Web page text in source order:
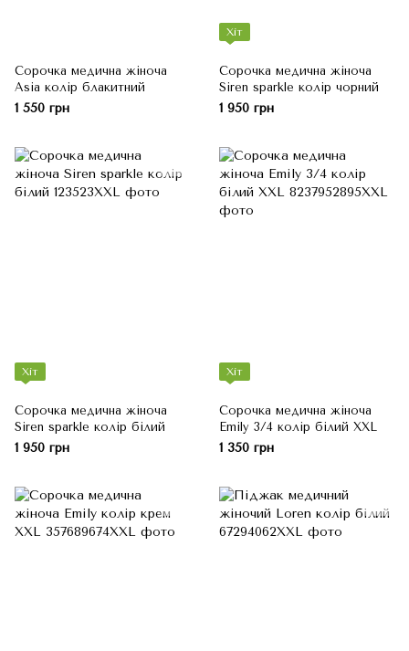
Сорочка медична жіноча
Asia колір блакитний
1 550 грн
Хіт
Сорочка медична жіноча
Siren sparkle колір чорний
1 950 грн
Хіт
Сорочка медична жіноча
Siren sparkle колір білий
1 950 грн
Хіт
Сорочка медична жіноча
Emily 3/4 колір білий XXL
1 350 грн